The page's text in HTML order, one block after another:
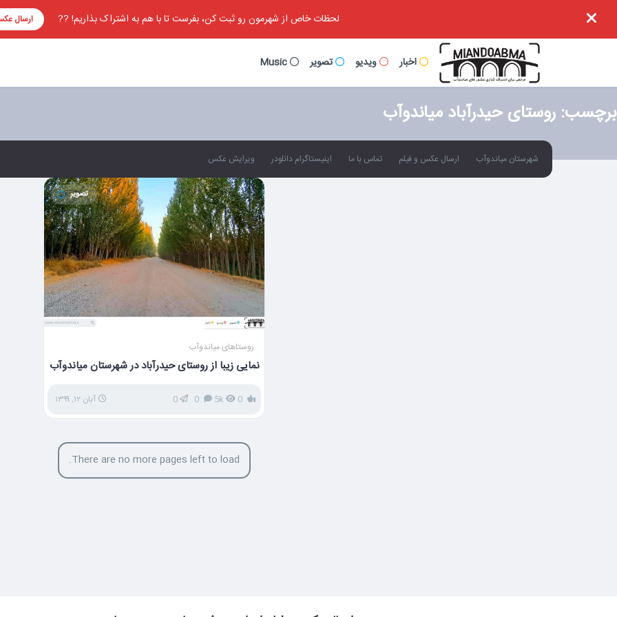
لحظات خاص از شهرمون رو ثبت کن، بفرست تا با هم به اشتراک بذاریم! ?? ارسال
اخبار ویدیو تصویر Music
برچسب: روستای حیدرآباد میاندوآب
شهرستان میاندوآب ارسال عکس و فیلم تماس با ما اینیستاگرام دانلودر ویرایش عکس
تصویر
روستاهای میاندوآب
نمایی زیبا از روستای حیدرآباد در شهرستان میاندوآب
0
5k
0
0 آبان ۱۲, ۱۳۹۹
There are no more pages left to load.